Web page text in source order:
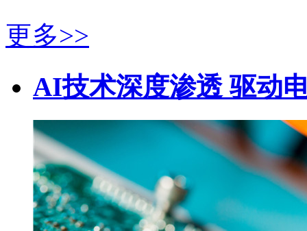
更多>>
AI技术深度渗透 驱动